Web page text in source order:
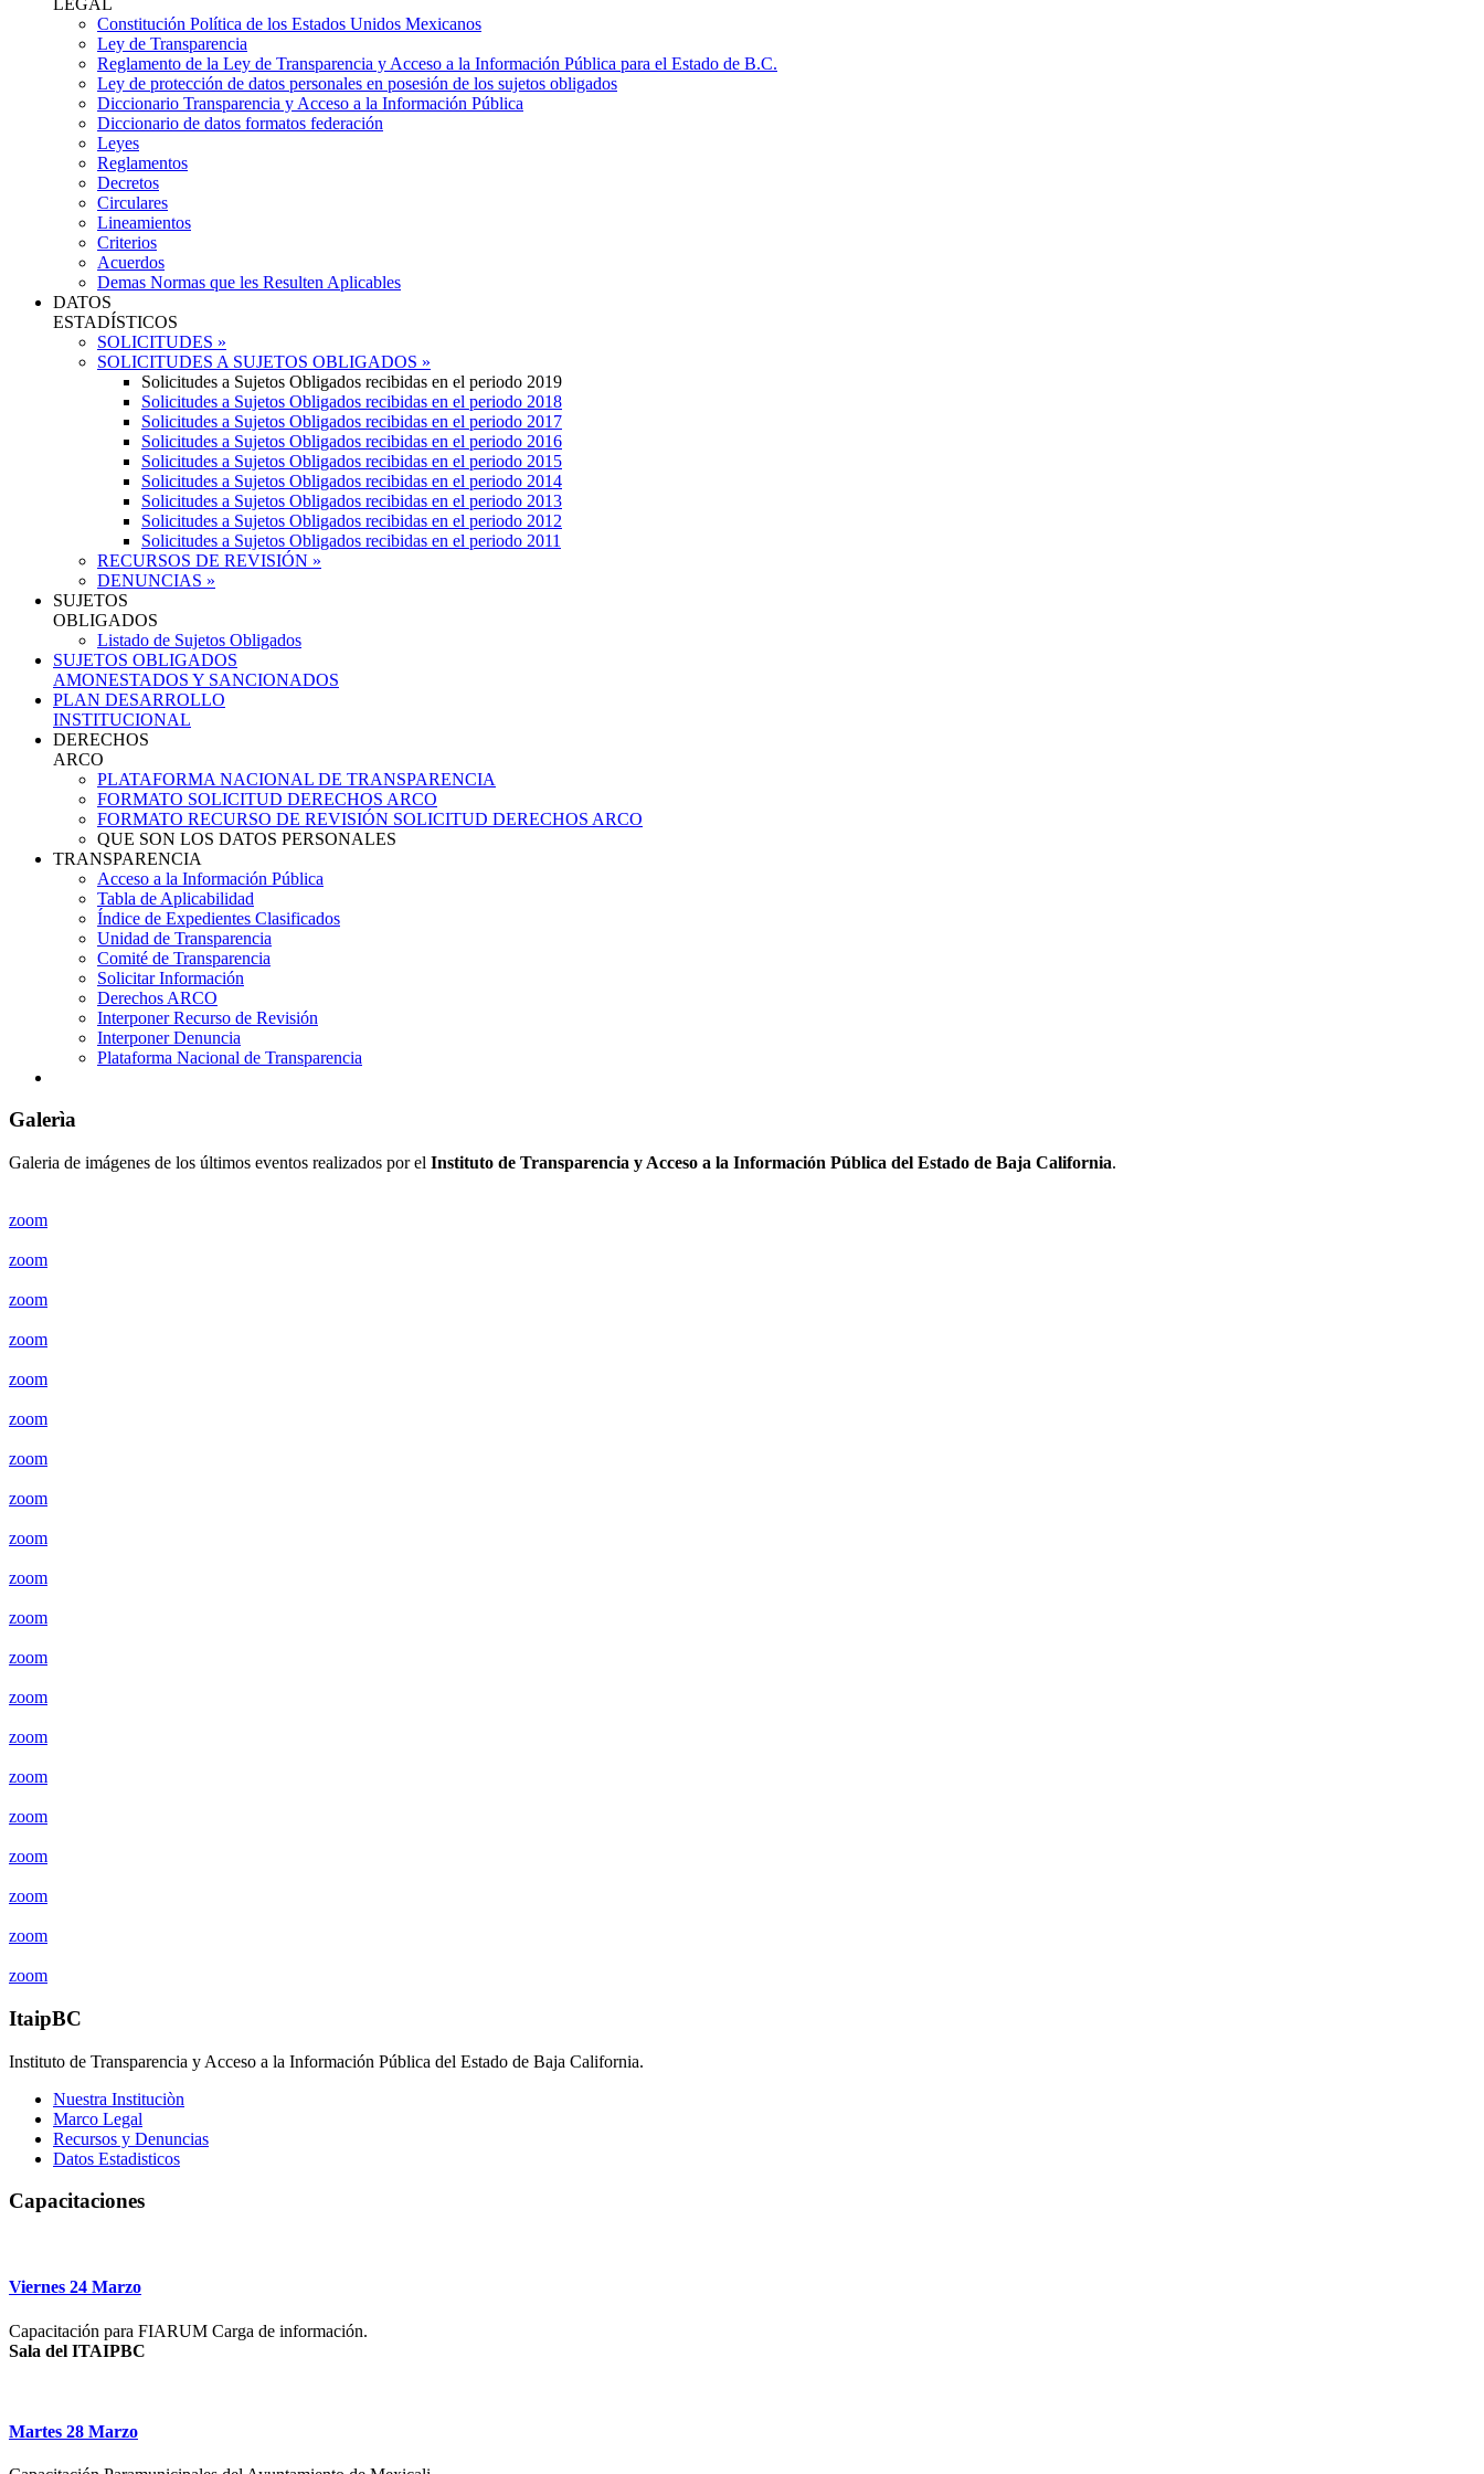
Constitución Política de los Estados Unidos Mexicanos
Ley de Transparencia
Reglamento de la Ley de Transparencia y Acceso a la Información Pública para el Estado de B.C.
Ley de protección de datos personales en posesión de los sujetos obligados
Diccionario Transparencia y Acceso a la Información Pública
Diccionario de datos formatos federación
Leyes
Reglamentos
Decretos
Circulares
Lineamientos
Criterios
Acuerdos
Demas Normas que les Resulten Aplicables
DATOS
ESTADÍSTICOS
SOLICITUDES »
SOLICITUDES A SUJETOS OBLIGADOS »
Solicitudes a Sujetos Obligados recibidas en el periodo 2019
Solicitudes a Sujetos Obligados recibidas en el periodo 2018
Solicitudes a Sujetos Obligados recibidas en el periodo 2017
Solicitudes a Sujetos Obligados recibidas en el periodo 2016
Solicitudes a Sujetos Obligados recibidas en el periodo 2015
Solicitudes a Sujetos Obligados recibidas en el periodo 2014
Solicitudes a Sujetos Obligados recibidas en el periodo 2013
Solicitudes a Sujetos Obligados recibidas en el periodo 2012
Solicitudes a Sujetos Obligados recibidas en el periodo 2011
RECURSOS DE REVISIÓN »
DENUNCIAS »
SUJETOS
OBLIGADOS
Listado de Sujetos Obligados
SUJETOS OBLIGADOS
AMONESTADOS Y SANCIONADOS
PLAN DESARROLLO
INSTITUCIONAL
DERECHOS
ARCO
PLATAFORMA NACIONAL DE TRANSPARENCIA
FORMATO SOLICITUD DERECHOS ARCO
FORMATO RECURSO DE REVISIÓN SOLICITUD DERECHOS ARCO
QUE SON LOS DATOS PERSONALES
TRANSPARENCIA
Acceso a la Información Pública
Tabla de Aplicabilidad
Índice de Expedientes Clasificados
Unidad de Transparencia
Comité de Transparencia
Solicitar Información
Derechos ARCO
Interponer Recurso de Revisión
Interponer Denuncia
Plataforma Nacional de Transparencia
Galerìa
Galeria de imágenes de los últimos eventos realizados por el Instituto de Transparencia y Acceso a la Información Pública del Estado de Baja California.
zoom
zoom
zoom
zoom
zoom
zoom
zoom
zoom
zoom
zoom
zoom
zoom
zoom
zoom
zoom
zoom
zoom
zoom
zoom
zoom
ItaipBC
Instituto de Transparencia y Acceso a la Información Pública del Estado de Baja California.
Nuestra Instituciòn
Marco Legal
Recursos y Denuncias
Datos Estadisticos
Capacitaciones
Viernes 24 Marzo
Capacitación para FIARUM Carga de información.
Sala del ITAIPBC
Martes 28 Marzo